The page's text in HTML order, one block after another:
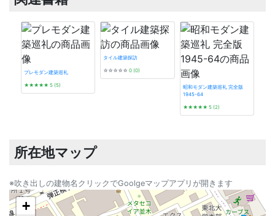
プレモダン建築巡礼
★★★★★ 5 (5)
タイル建築探訪
☆☆☆☆☆ 0 (0)
昭和モダン建築巡礼 完全版
1945-64
★★★★★5 (2)
所在地マップ
※吹き出しの建物名クリックでGoolgeマップアプリが開きます
+